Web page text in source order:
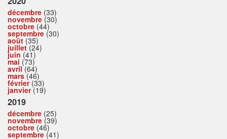
décembre (33)
novembre (30)
octobre (44)
septembre (30)
août (35)
juillet(24)
juin (41)
mai (73)
avril(64)
mars(46)
février(33)
janvier(19)
2019
décembre (25)
novembre (39)
octobre (46)
septembre (41)